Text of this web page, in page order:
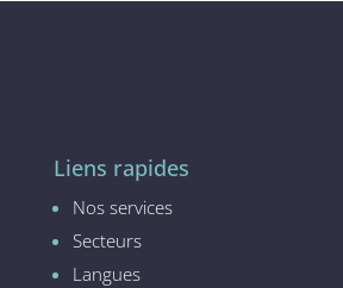
Liens rapides
Nos services
Secteurs
Langues